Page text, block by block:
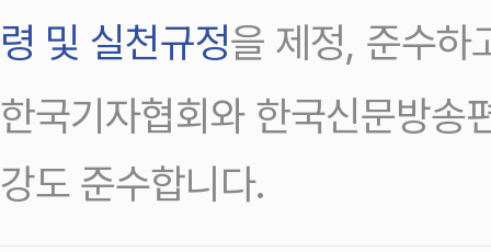
령 및 실천규정을 제정, 준수하
한국기자협회와 한국신문방송
강도 준수합니다.